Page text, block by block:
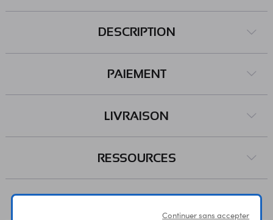
DESCRIPTION
PAIEMENT
LIVRAISON
RESSOURCES
AVIS
Continuer sans accepter